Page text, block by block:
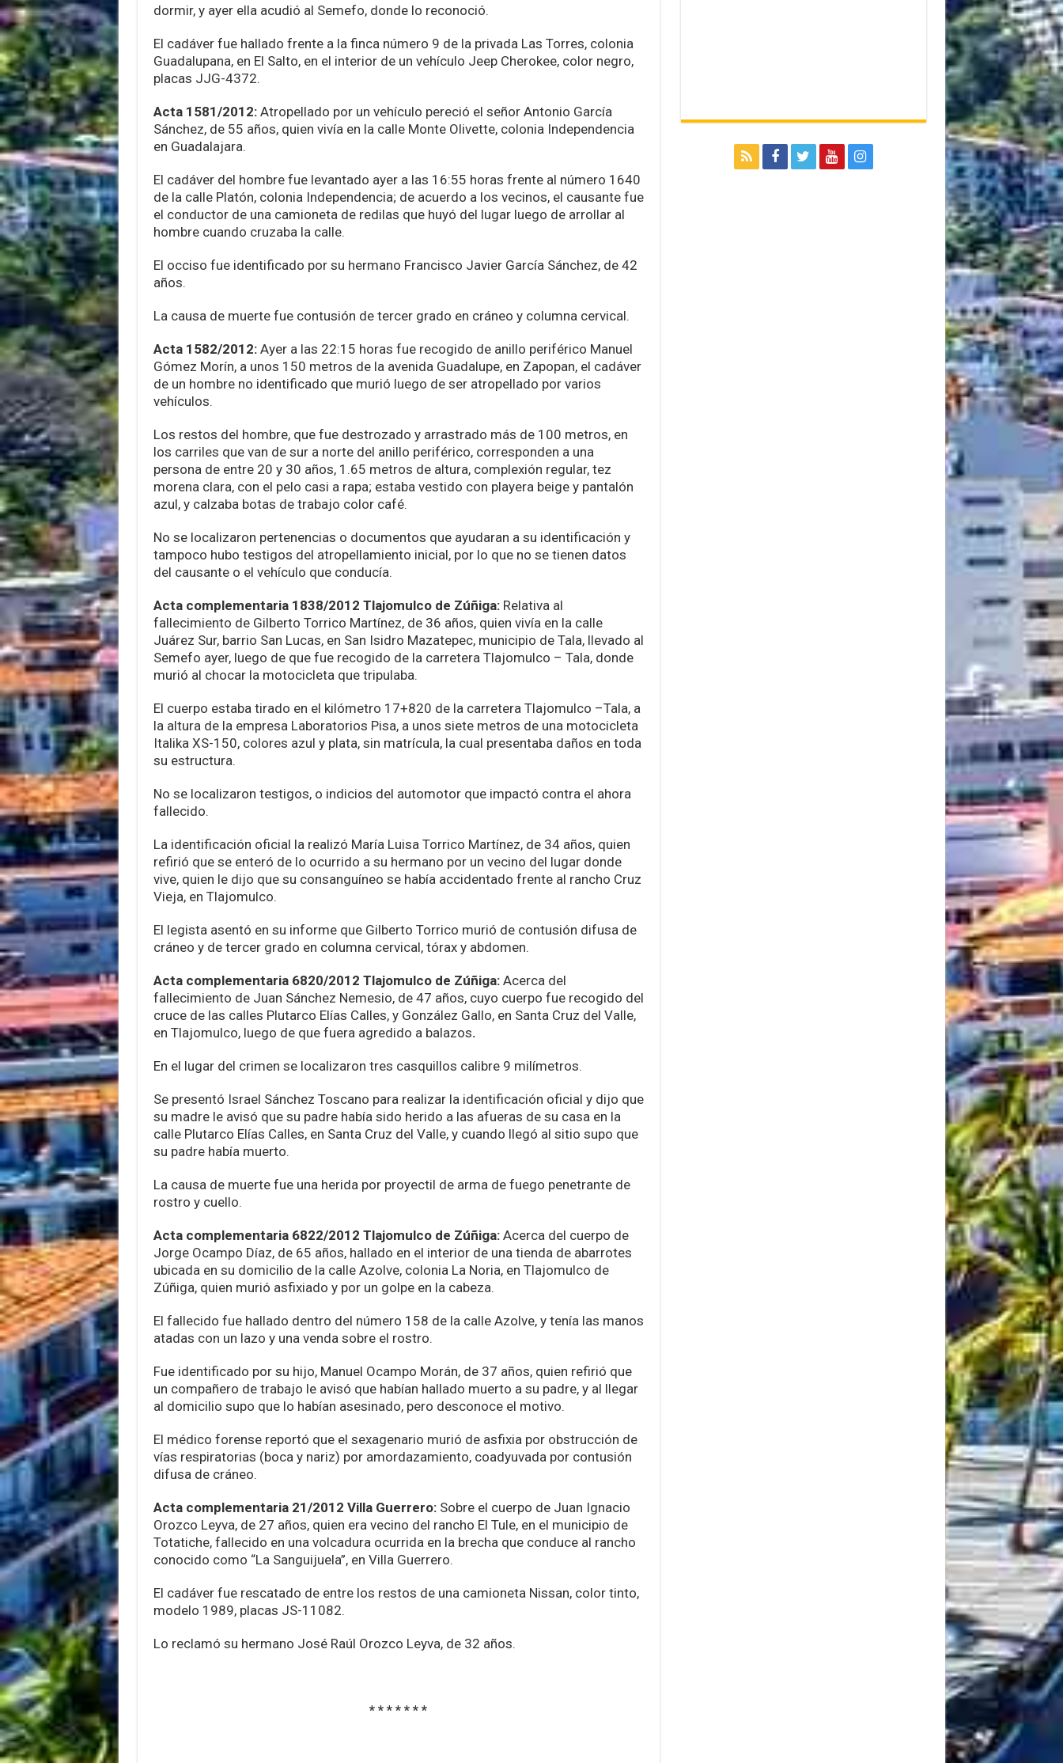
dormir, y ayer ella acudió al Semefo, donde lo reconoció.
El cadáver fue hallado frente a la finca número 9 de la privada Las Torres, colonia
Guadalupana, en El Salto, en el interior de un vehículo Jeep Cherokee, color negro,
placas JJG-4372.
Acta 1581/2012: Atropellado por un vehículo pereció el señor Antonio García
Sánchez, de 55 años, quien vivía en la calle Monte Olivette, colonia Independencia
en Guadalajara.
El cadáver del hombre fue levantado ayer a las 16:55 horas frente al número 1640
de la calle Platón, colonia Independencia; de acuerdo a los vecinos, el causante fue
el conductor de una camioneta de redilas que huyó del lugar luego de arrollar al
hombre cuando cruzaba la calle.
El occiso fue identificado por su hermano Francisco Javier García Sánchez, de 42
años.
La causa de muerte fue contusión de tercer grado en cráneo y columna cervical.
Acta 1582/2012: Ayer a las 22:15 horas fue recogido de anillo periférico Manuel
Gómez Morín, a unos 150 metros de la avenida Guadalupe, en Zapopan, el cadáver
de un hombre no identificado que murió luego de ser atropellado por varios
vehículos.
Los restos del hombre, que fue destrozado y arrastrado más de 100 metros, en
los carriles que van de sur a norte del anillo periférico, corresponden a una
persona de entre 20 y 30 años, 1.65 metros de altura, complexión regular, tez
morena clara, con el pelo casi a rapa; estaba vestido con playera beige y pantalón
azul, y calzaba botas de trabajo color café.
No se localizaron pertenencias o documentos que ayudaran a su identificación y
tampoco hubo testigos del atropellamiento inicial, por lo que no se tienen datos
del causante o el vehículo que conducía.
Acta complementaria 1838/2012 Tlajomulco de Zúñiga: Relativa al
fallecimiento de Gilberto Torrico Martínez, de 36 años, quien vivía en la calle
Juárez Sur, barrio San Lucas, en San Isidro Mazatepec, municipio de Tala, llevado al
Semefo ayer, luego de que fue recogido de la carretera Tlajomulco – Tala, donde
murió al chocar la motocicleta que tripulaba.
El cuerpo estaba tirado en el kilómetro 17+820 de la carretera Tlajomulco –Tala, a
la altura de la empresa Laboratorios Pisa, a unos siete metros de una motocicleta
Italika XS-150, colores azul y plata, sin matrícula, la cual presentaba daños en toda
su estructura.
No se localizaron testigos, o indicios del automotor que impactó contra el ahora
fallecido.
La identificación oficial la realizó María Luisa Torrico Martínez, de 34 años, quien
refirió que se enteró de lo ocurrido a su hermano por un vecino del lugar donde
vive, quien le dijo que su consanguíneo se había accidentado frente al rancho Cruz
Vieja, en Tlajomulco.
El legista asentó en su informe que Gilberto Torrico murió de contusión difusa de
cráneo y de tercer grado en columna cervical, tórax y abdomen.
Acta complementaria 6820/2012 Tlajomulco de Zúñiga: Acerca del
fallecimiento de Juan Sánchez Nemesio, de 47 años, cuyo cuerpo fue recogido del
cruce de las calles Plutarco Elías Calles, y González Gallo, en Santa Cruz del Valle,
en Tlajomulco, luego de que fuera agredido a balazos.
En el lugar del crimen se localizaron tres casquillos calibre 9 milímetros.
Se presentó Israel Sánchez Toscano para realizar la identificación oficial y dijo que
su madre le avisó que su padre había sido herido a las afueras de su casa en la
calle Plutarco Elías Calles, en Santa Cruz del Valle, y cuando llegó al sitio supo que
su padre había muerto.
La causa de muerte fue una herida por proyectil de arma de fuego penetrante de
rostro y cuello.
Acta complementaria 6822/2012 Tlajomulco de Zúñiga: Acerca del cuerpo de
Jorge Ocampo Díaz, de 65 años, hallado en el interior de una tienda de abarrotes
ubicada en su domicilio de la calle Azolve, colonia La Noria, en Tlajomulco de
Zúñiga, quien murió asfixiado y por un golpe en la cabeza.
El fallecido fue hallado dentro del número 158 de la calle Azolve, y tenía las manos
atadas con un lazo y una venda sobre el rostro.
Fue identificado por su hijo, Manuel Ocampo Morán, de 37 años, quien refirió que
un compañero de trabajo le avisó que habían hallado muerto a su padre, y al llegar
al domicilio supo que lo habían asesinado, pero desconoce el motivo.
El médico forense reportó que el sexagenario murió de asfixia por obstrucción de
vías respiratorias (boca y nariz) por amordazamiento, coadyuvada por contusión
difusa de cráneo.
Acta complementaria 21/2012 Villa Guerrero: Sobre el cuerpo de Juan Ignacio
Orozco Leyva, de 27 años, quien era vecino del rancho El Tule, en el municipio de
Totatiche, fallecido en una volcadura ocurrida en la brecha que conduce al rancho
conocido como “La Sanguijuela”, en Villa Guerrero.
El cadáver fue rescatado de entre los restos de una camioneta Nissan, color tinto,
modelo 1989, placas JS-11082.
Lo reclamó su hermano José Raúl Orozco Leyva, de 32 años.
* * * * * * *